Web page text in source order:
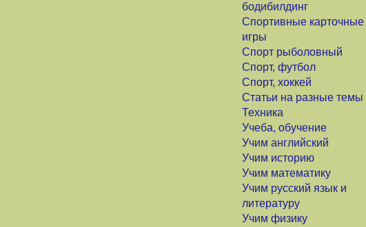
бодибилдинг
Спортивные карточные
игры
Спорт рыболовный
Спорт, футбол
Спорт, хоккей
Статьи на разные темы
Техника
Учеба, обучение
Учим английский
Учим историю
Учим математику
Учим русский язык и
литературу
Учим физику